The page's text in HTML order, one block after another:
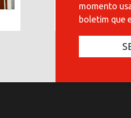
momento
boletim que